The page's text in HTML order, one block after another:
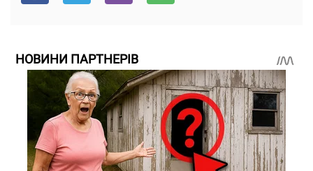
НОВИНИ ПАРТНЕРІВ